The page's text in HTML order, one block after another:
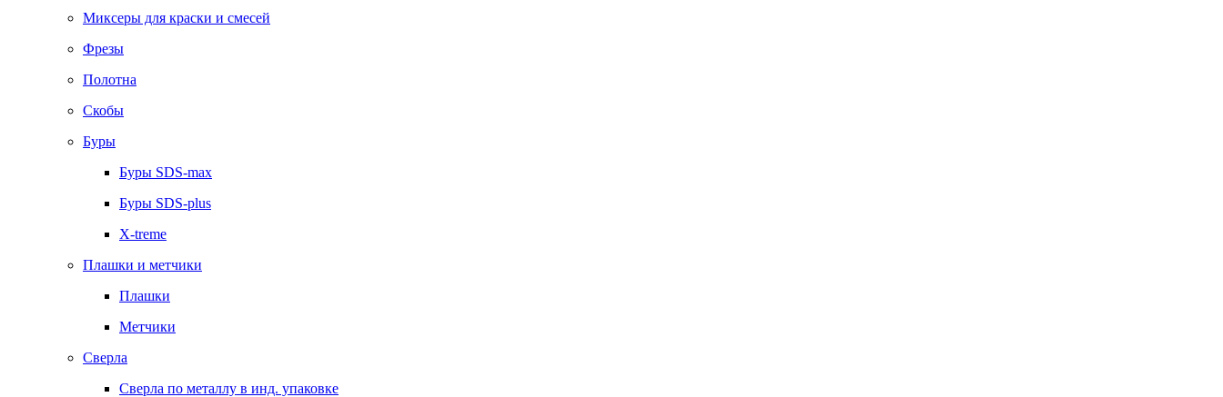
Миксеры для краски и смесей
Фрезы
Полотна
Скобы
Буры
Буры SDS-max
Буры SDS-plus
X-treme
Плашки и метчики
Плашки
Метчики
Сверла
Сверла по металлу в инд. упаковке